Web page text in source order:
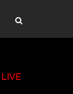
LIVE